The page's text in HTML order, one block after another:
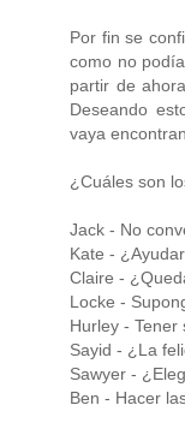
Por fin se
como no
partir de
Deseando
vaya
¿Cuáles son
Jack - No
Kate -
Claire -
Locke -
Hurley - Tener
Sayid - ¿La
Sawyer -
Ben - Hacer